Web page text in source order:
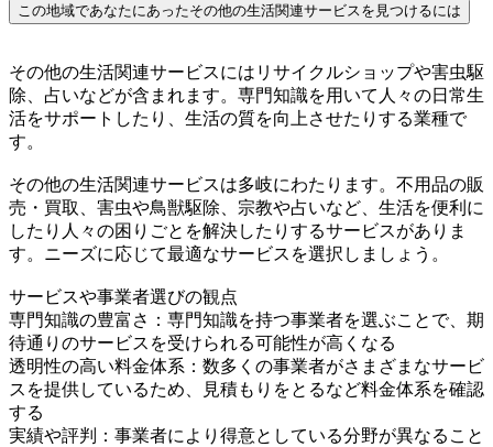
この地域であなたにあったその他の生活関連サービスを見つけるには
その他の生活関連サービスにはリサイクルショップや害虫駆
除、占いなどが含まれます。専門知識を用いて人々の日常生
活をサポートしたり、生活の質を向上させたりする業種で
す。
その他の生活関連サービスは多岐にわたります。不用品の販
売・買取、害虫や鳥獣駆除、宗教や占いなど、生活を便利に
したり人々の困りごとを解決したりするサービスがありま
す。ニーズに応じて最適なサービスを選択しましょう。
サービスや事業者選びの観点
専門知識の豊富さ：専門知識を持つ事業者を選ぶことで、期
待通りのサービスを受けられる可能性が高くなる
透明性の高い料金体系：数多くの事業者がさまざまなサービ
スを提供しているため、見積もりをとるなど料金体系を確認
する
実績や評判：事業者により得意としている分野が異なること